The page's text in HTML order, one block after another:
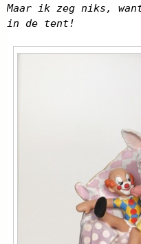
Maar ik zeg niks,
in de tent!